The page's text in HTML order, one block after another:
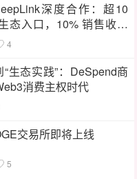
深度合作：超10
态入口，10% 销售收入
购机即享生态权益” 新范
4
“生态实践”：DeSpend商
消费主权时代
交易所即将上线
5